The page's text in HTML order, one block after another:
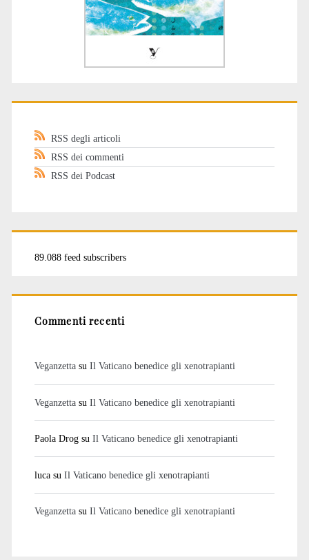
RSS degli articoli
RSS dei commenti
RSS dei Podcast
89.088 feed subscribers
Commenti recenti
Veganzettasu Il Vaticano benedice gli xenotrapianti
Veganzettasu Il Vaticano benedice gli xenotrapianti
Paola Drogsu Il Vaticano benedice gli xenotrapianti
lucasu Il Vaticano benedice gli xenotrapianti
Veganzettasu Il Vaticano benedice gli xenotrapianti